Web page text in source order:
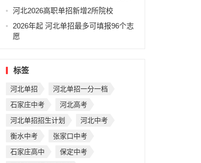
河北2026高职单招新增2所院校
2026年起 河北单招最多可填报96个志
愿
标签
河北单招
河北单招一分一档
石家庄中考
河北高考
河北单招招生计划
河北中考
衡水中考
张家口中考
石家庄高中
保定中考